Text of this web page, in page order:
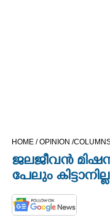
OPINION
HOME /OPINION /
ജലജീവൻ
പേലും